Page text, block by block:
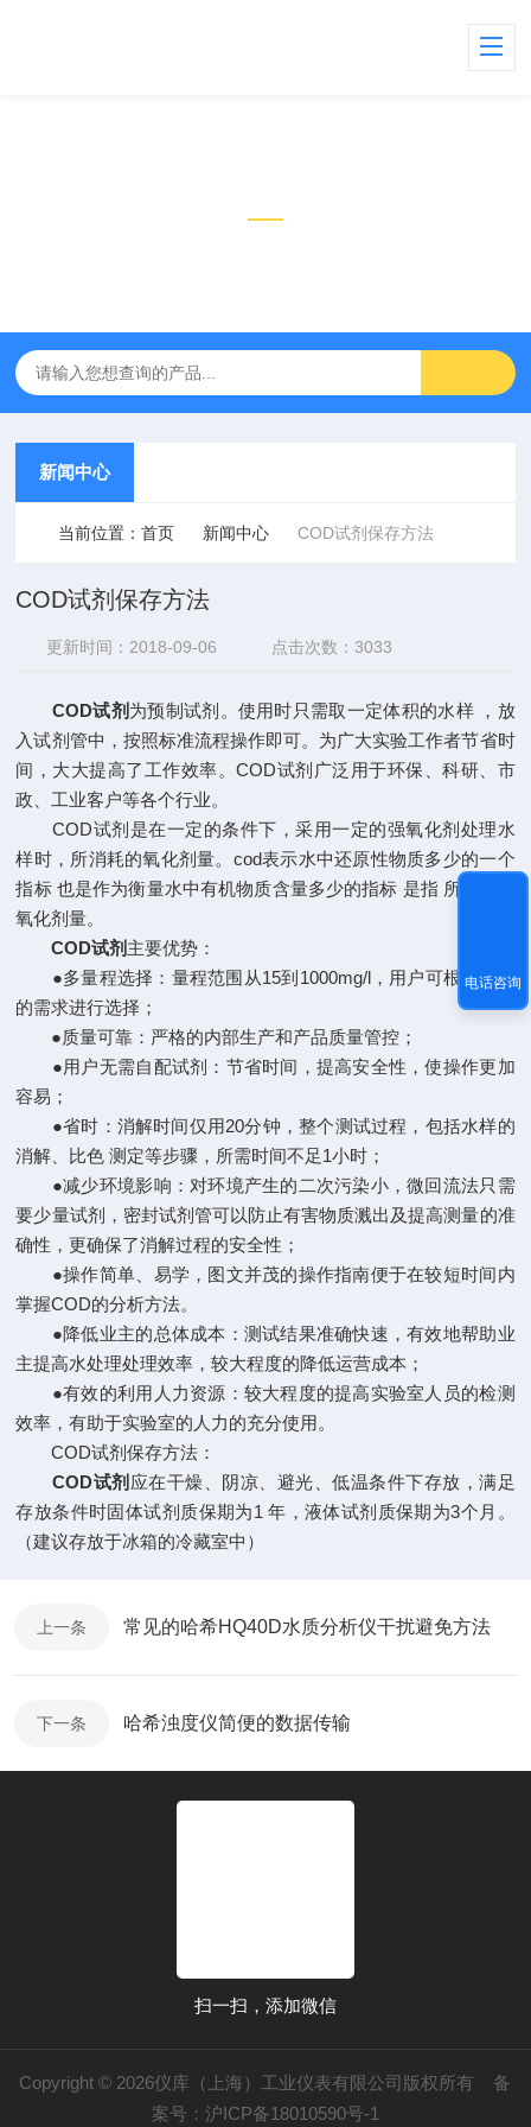
新闻中心
当前位置：首页 新闻中心 COD试剂保存方法
COD试剂保存方法
更新时间：2018-09-06 点击次数：3033
COD试剂 为预制试剂。使用时只需取一定体积的水样 ，放
入试剂管中，按照标准流程操作即可。为广大实验工作者节省时
间，大大提高了工作效率。COD试剂广泛用于环保、科研、市
政、工业客户等各个行业。
COD试剂是在一定的条件下，采用一定的强氧化剂处理水
样时，所消耗的氧化剂量。cod表示水中还原性物质多少的一个
指标 也是作为衡量水中有机物质含量多少的指标 是指 所消耗的
氧化剂量。
COD试剂 主要优势：
●多量程选择：量程范围从15到1000mg/l，用户可根据不同
的需求进行选择；
●质量可靠：严格的内部生产和产品质量管控；
●用户无需自配试剂：节省时间，提高安全性，使操作更加
容易；
●省时：消解时间仅用20分钟，整个测试过程，包括水样的
消解、比色 测定等步骤，所需时间不足1小时；
●减少环境影响：对环境产生的二次污染小，微回流法只需
要少量试剂，密封试剂管可以防止有害物质溅出及提高测量的准
确性，更确保了消解过程的安全性；
●操作简单、易学，图文并茂的操作指南便于在较短时间内
掌握COD的分析方法。
●降低业主的总体成本：测试结果准确快速，有效地帮助业
主提高水处理处理效率，较大程度的降低运营成本；
●有效的利用人力资源：较大程度的提高实验室人员的检测
效率，有助于实验室的人力的充分使用。
COD试剂保存方法：
COD试剂 应在干燥、阴凉、避光、低温条件下存放，满足
存放条件时固体试剂质保期为1 年，液体试剂质保期为3个月。
（建议存放于冰箱的冷藏室中）
上一条 常见的哈希HQ40D水质分析仪干扰避免方法
下一条 哈希浊度仪简便的数据传输
扫一扫，添加微信
Copyright © 2026仪库（上海）工业仪表有限公司版权所有 备
案号：沪ICP备18010590号-1
电话咨询